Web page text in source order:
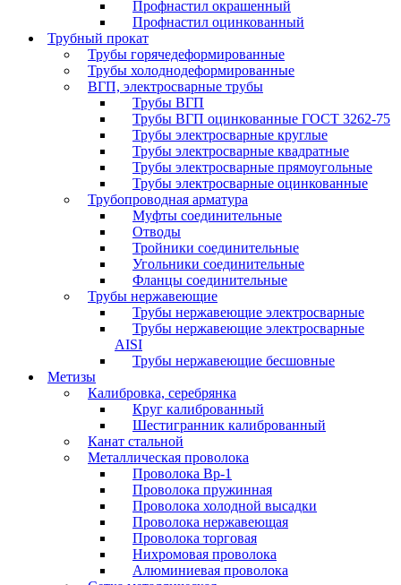
Профнастил окрашенный
Профнастил оцинкованный
Трубный прокат
Трубы горячедеформированные
Трубы холоднодеформированные
ВГП, электросварные трубы
Трубы ВГП
Трубы ВГП оцинкованные ГОСТ 3262-75
Трубы электросварные круглые
Трубы электросварные квадратные
Трубы электросварные прямоугольные
Трубы электросварные оцинкованные
Трубопроводная арматура
Муфты соединительные
Отводы
Тройники соединительные
Угольники соединительные
Фланцы соединительные
Трубы нержавеющие
Трубы нержавеющие электросварные
Трубы нержавеющие электросварные
AISI
Трубы нержавеющие бесшовные
Метизы
Калибровка, серебрянка
Круг калиброванный
Шестигранник калиброванный
Канат стальной
Металлическая проволока
Проволока Вр-1
Проволока пружинная
Проволока холодной высадки
Проволока нержавеющая
Проволока торговая
Нихромовая проволока
Алюминиевая проволока